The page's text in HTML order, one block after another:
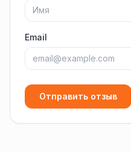
Email
Отправить отзыв